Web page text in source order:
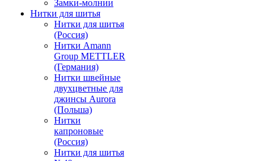
Замки-молнии
Нитки для шитья
Нитки для шитья
(Россия)
Нитки Amann
Group METTLER
(Германия)
Нитки швейные
двухцветные для
джинсы Aurora
(Польша)
Нитки
капроновые
(Россия)
Нитки для шитья